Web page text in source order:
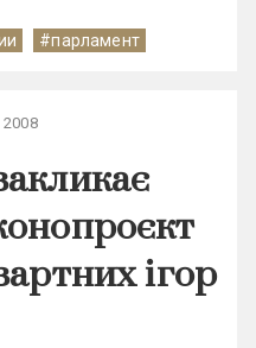
#парламент
2008
ігор